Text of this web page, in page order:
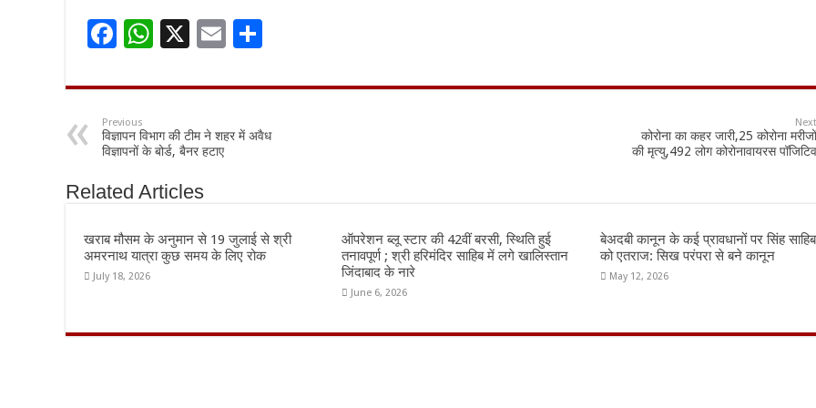
F
e
b
o
o
k
W
at
sA
p
p
X
E
ai ar
Previous
विज्ञापन विभाग की टीम ने शहर में अवैध
विज्ञापनों के बोर्ड, बैनर हटाए
Next
कोरोना का कहर जारी,25 कोरोना मरीजों
की मृत्यु,492 लोग कोरोनावायरस पॉजिटिव
Related Articles
खराब मौसम के अनुमान से 19 जुलाई से श्री
अमरनाथ यात्रा कुछ समय के लिए रोक
July 18, 2026
ऑपरेशन ब्लू स्टार की 42वीं बरसी, स्थिति हुई
तनावपूर्ण ; श्री हरिमंदिर साहिब में लगे खालिस्तान
जिंदाबाद के नारे
June 6, 2026
बेअदबी कानून के कई प्रावधानों पर सिंह
को एतराज: सिख परंपरा से बने कानून
May 12, 2026